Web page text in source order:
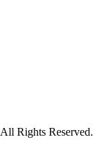
Rights Reserved.